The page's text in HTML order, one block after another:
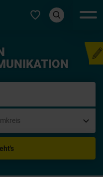
Initiativbewerbung